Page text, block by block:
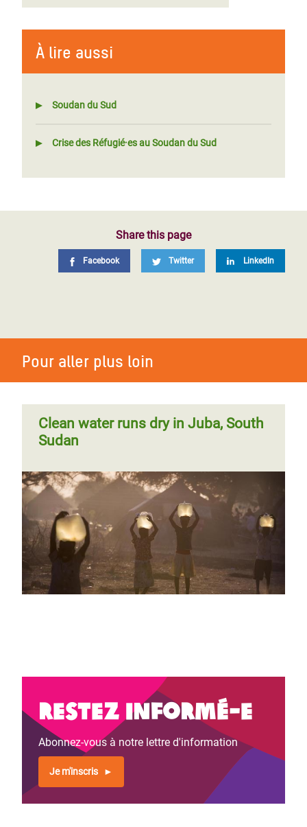
À lire aussi
Soudan du Sud
Crise des Réfugié·es au Soudan du Sud
Share this page
Facebook Twitter LinkedIn
Pour aller plus loin
Clean water runs dry in Juba, South
Sudan
Restez informé-e
Abonnez-vous à notre lettre d'information
Je m'inscris